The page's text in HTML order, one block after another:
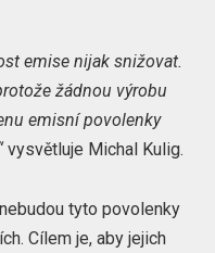
emise nijak snižovat.
žádnou výrobu
emisní povolenky
vysvětluje Michal Kulig.
tyto povolenky
Cílem je, aby jejich